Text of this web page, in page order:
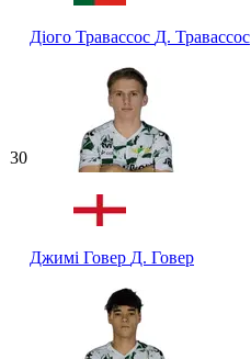
Діого Травассос Д. Травассос
30
Джимі Говер Д. Говер